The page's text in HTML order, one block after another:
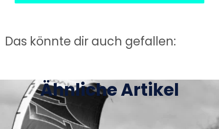
Das könnte dir auch gefallen:
Ähnliche Artikel